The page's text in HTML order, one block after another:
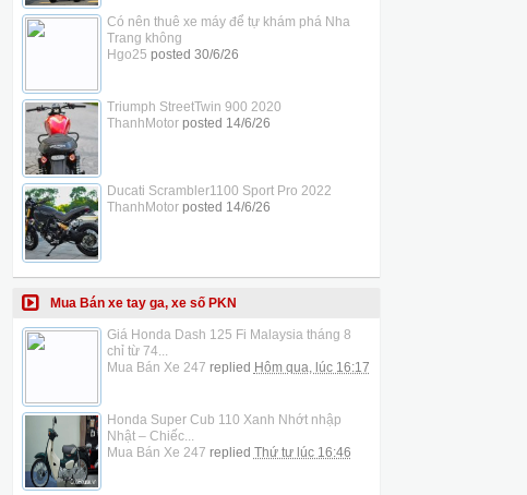
Có nên thuê xe máy để tự khám phá Nha
Trang không
Hgo25 posted 30/6/26
Triumph StreetTwin 900 2020
ThanhMotorposted 14/6/26
Ducati Scrambler1100 Sport Pro 2022
ThanhMotorposted 14/6/26
Mua Bán xe tay ga, xe số PKN
Giá Honda Dash 125 Fi Malaysia tháng 8
chỉ từ 74...
Mua Bán Xe 247 replied Hôm qua, lúc 16:17
Honda Super Cub 110 Xanh Nhớt nhập
Nhật – Chiếc...
Mua Bán Xe 247 replied Thứ tư lúc 16:46